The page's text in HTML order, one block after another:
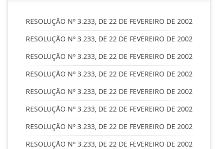
RESOLUÇÃO Nº 3.233, DE 22 DE FEVEREIRO DE 2002
RESOLUÇÃO Nº 3.233, DE 22 DE FEVEREIRO DE 2002
RESOLUÇÃO Nº 3.233, DE 22 DE FEVEREIRO DE 2002
RESOLUÇÃO Nº 3.233, DE 22 DE FEVEREIRO DE 2002
RESOLUÇÃO Nº 3.233, DE 22 DE FEVEREIRO DE 2002
RESOLUÇÃO Nº 3.233, DE 22 DE FEVEREIRO DE 2002
RESOLUÇÃO Nº 3.233, DE 22 DE FEVEREIRO DE 2002
RESOLUÇÃO Nº 3.233, DE 22 DE FEVEREIRO DE 2002